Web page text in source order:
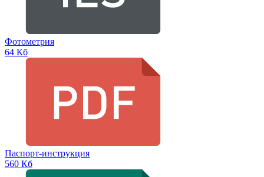
Фотометрия
64 Кб
Паспорт-инструкция
560 Кб